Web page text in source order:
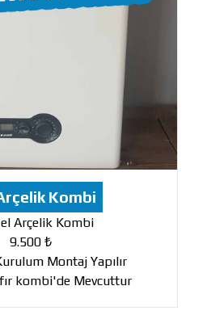
Kombi
Arçelik Kombi
9.500 ₺
Montaj Yapılır
kombi'de Mevcuttur